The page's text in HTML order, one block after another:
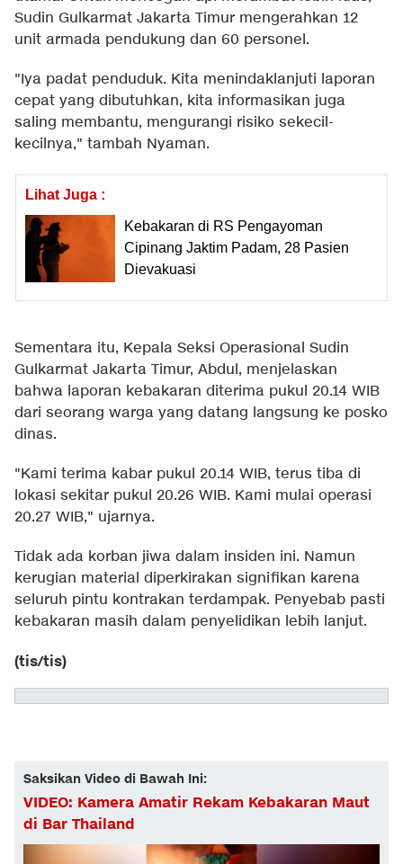
Sudin Gulkarmat Jakarta Timur mengerahkan 12
unit armada pendukung dan 60 personel.
"Iya padat penduduk. Kita menindaklanjuti laporan
cepat yang dibutuhkan, kita informasikan juga
saling membantu, mengurangi risiko sekecil-
kecilnya," tambah Nyaman.
Lihat Juga :
Kebakaran di RS Pengayoman
Cipinang Jaktim Padam, 28 Pasien
Dievakuasi
Sementara itu, Kepala Seksi Operasional Sudin
Gulkarmat Jakarta Timur, Abdul, menjelaskan
bahwa laporan kebakaran diterima pukul 20.14 WIB
dari seorang warga yang datang langsung ke posko
dinas.
"Kami terima kabar pukul 20.14 WIB, terus tiba di
lokasi sekitar pukul 20.26 WIB. Kami mulai operasi
20.27 WIB," ujarnya.
Tidak ada korban jiwa dalam insiden ini. Namun
kerugian material diperkirakan signifikan karena
seluruh pintu kontrakan terdampak. Penyebab pasti
kebakaran masih dalam penyelidikan lebih lanjut.
(tis/tis)
Saksikan Video di Bawah Ini:
VIDEO: Kamera Amatir Rekam Kebakaran Maut
di Bar Thailand